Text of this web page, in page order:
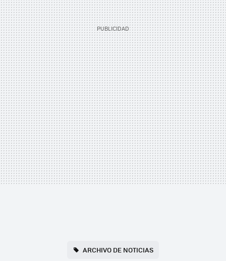
ARCHIVO DE NOTICIAS